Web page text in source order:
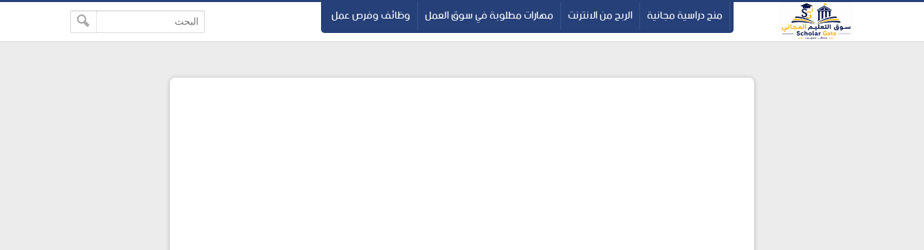
--> منح دراسية مجانية الربح من الانترنت مهارات مطلوبة في سوق العمل وظائف وفرص عمل